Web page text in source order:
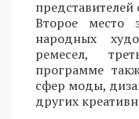
Второе место
народных
ремесел,
программе
сфер моды,
других